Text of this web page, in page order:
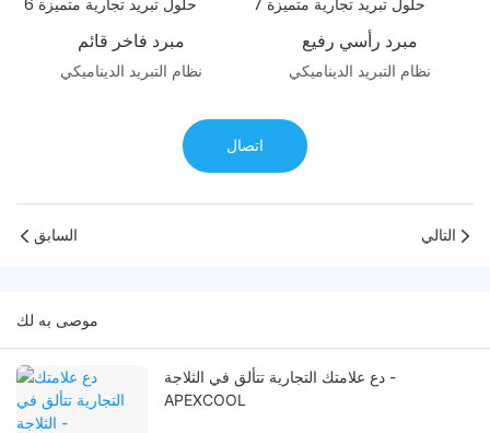
مبرد فاخر قائم
نظام التبريد الديناميكي
مبرد رأسي رفيع
نظام التبريد الديناميكي
اتصال
السابق التالي
موصى به لك
دع علامتك التجارية تتألق في الثلاجة -
APEXCOOL